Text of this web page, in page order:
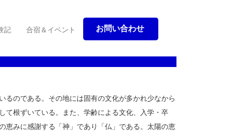
記 合宿＆イベント お問い合わせ
のである。その地には固有の文化が多かれ少なから
て根ずいている。また、学齢による文化、入学・卒
恵みに感謝する「神」であり「仏」である。太陽の恵